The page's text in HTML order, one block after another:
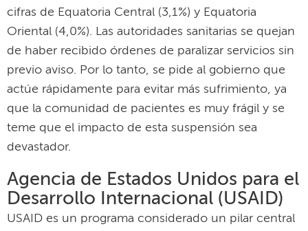
cifras de Equatoria Central (3,1%) y Equatoria
Oriental (4,0%). Las autoridades sanitarias se quejan
de haber recibido órdenes de paralizar servicios sin
previo aviso. Por lo tanto, se pide al gobierno que
actúe rápidamente para evitar más sufrimiento, ya
que la comunidad de pacientes es muy frágil y se
teme que el impacto de esta suspensión sea
devastador.
Agencia de Estados Unidos para el
Desarrollo Internacional (USAID)
USAID es un programa considerado un pilar central